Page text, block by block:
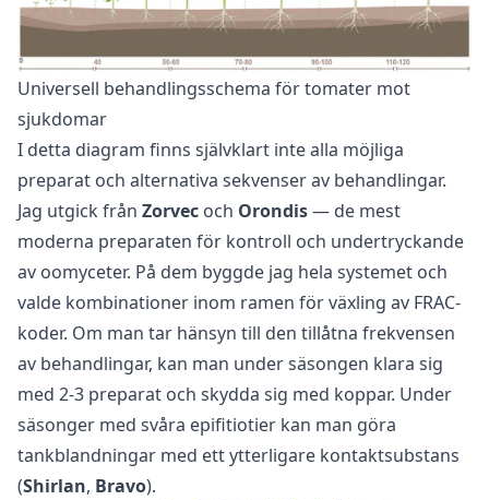
Universell behandlingsschema för tomater mot
sjukdomar
I detta diagram finns självklart inte alla möjliga
preparat och alternativa sekvenser av behandlingar.
Jag utgick från Zorvec och Orondis— de mest
moderna preparaten för kontroll och undertryckande
av oomyceter. På dem byggde jag hela systemet och
valde kombinationer inom ramen för växling av FRAC-
koder. Om man tar hänsyn till den tillåtna frekvensen
av behandlingar, kan man under säsongen klara sig
med 2-3 preparat och skydda sig med koppar. Under
säsonger med svåra epifitiotier kan man göra
tankblandningar med ett ytterligare kontaktsubstans
(Shirlan, Bravo).